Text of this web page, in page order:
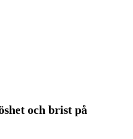
och brist på